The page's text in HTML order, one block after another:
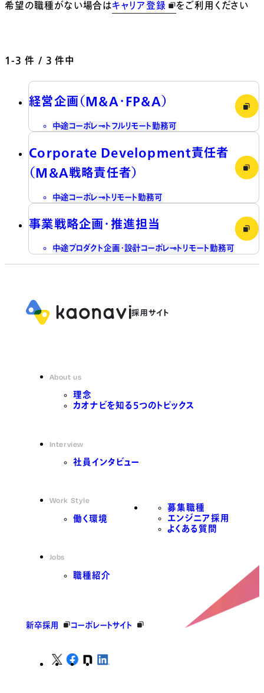
希望の職種がない場合はキャリア登録 をご利用ください
1-3 件 / 3 件中
経営企画（M&A・FP&A）
中途コーポレート フルリモート勤務可
Corporate Development責任者
（M&A戦略責任者）
中途コーポレート リモート勤務可
事業戦略企画・推進担当
中途プロダクト企画・設計コーポレート リモート勤務可
About us
理念
カオナビを知る5つのトピックス
Interview
社員インタビュー
Work Style
働く環境
Jobs
職種紹介
募集職種
エンジニア採用
よくある質問
新卒採用 コーポレートサイト